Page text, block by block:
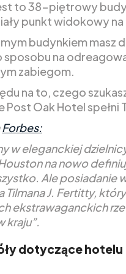
to 38-piętrowy
punkt widokowy
budynkiem masz
na
zabiegom.
na to, czego
Post Oak Hotel
Forbes:
w eleganckiej
na nowo
Ale posiadanie
Tilmana J. Fertitty,
ekstrawaganckich
kraju”.
dotyczące hotelu